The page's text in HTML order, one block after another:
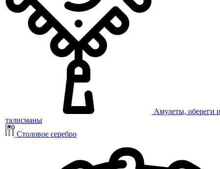
Амулеты, обереги
талисманы
Столовое серебро